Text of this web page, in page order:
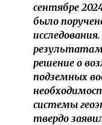
сентябре
было
решение о
подземных
системы
твердо